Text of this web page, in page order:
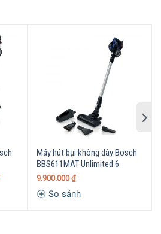
tay
bố
Máy hút bụi không dây Bosch
BBS611MAT Unlimited 6
9.900.000 ₫
So sánh